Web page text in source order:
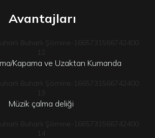
Avantajları
Kapama ve Uzaktan Kumanda
Müzik çalma deliği